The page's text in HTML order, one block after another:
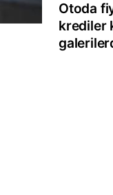
Otoda
krediler